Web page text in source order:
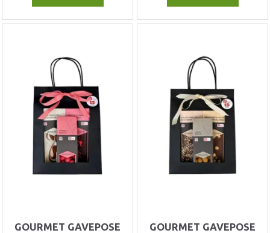
GOURMET GAVEPOSE
GOURMET GAVEPOSE